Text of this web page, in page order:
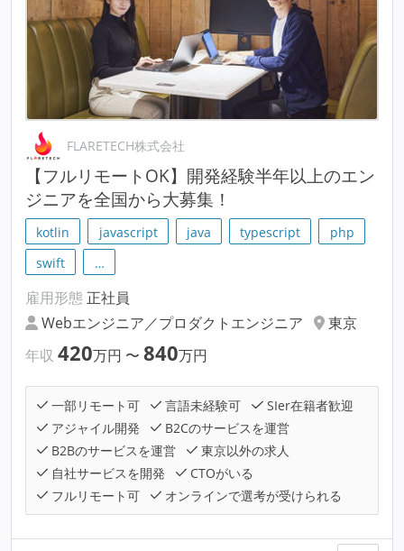
FLARETECH株式会社
【フルリモートOK】開発経験半年以上のエン
ジニアを全国から大募集！
kotlin javascript java typescript
php
swift
…
雇用形態 正社員
Webエンジニア／プロダクトエンジニア
東京
年収 420万円 〜 840万円
一部リモート可 言語未経験可
SIer在籍者歓迎
アジャイル開発
B2Cのサービスを運営
B2Bのサービスを運営
東京以外の求人
自社サービスを開発
CTOがいる
フルリモート可
オンラインで選考が受けられる